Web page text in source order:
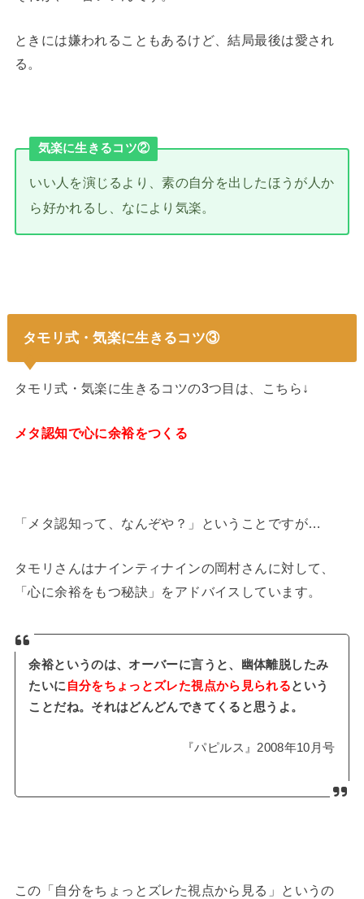
ときには嫌われることもあるけど、結局最後は愛され
る。
気楽に生きるコツ②
いい人を演じるより、素の自分を出したほうが人か
ら好かれるし、なにより気楽。
タモリ式・気楽に生きるコツ③
タモリ式・気楽に生きるコツの3つ目は、こちら↓
メタ認知で心に余裕をつくる
「メタ認知って、なんぞや？」ということですが…
タモリさんはナインティナインの岡村さんに対して、
「心に余裕をもつ秘訣」をアドバイスしています。
余裕というのは、オーバーに言うと、幽体離脱したみ
たいに 自分をちょっとズレた視点から見られるという
ことだね。それはどんどんできてくると思うよ。
『パピルス』2008年10月号
この「自分をちょっとズレた視点から見る」というの